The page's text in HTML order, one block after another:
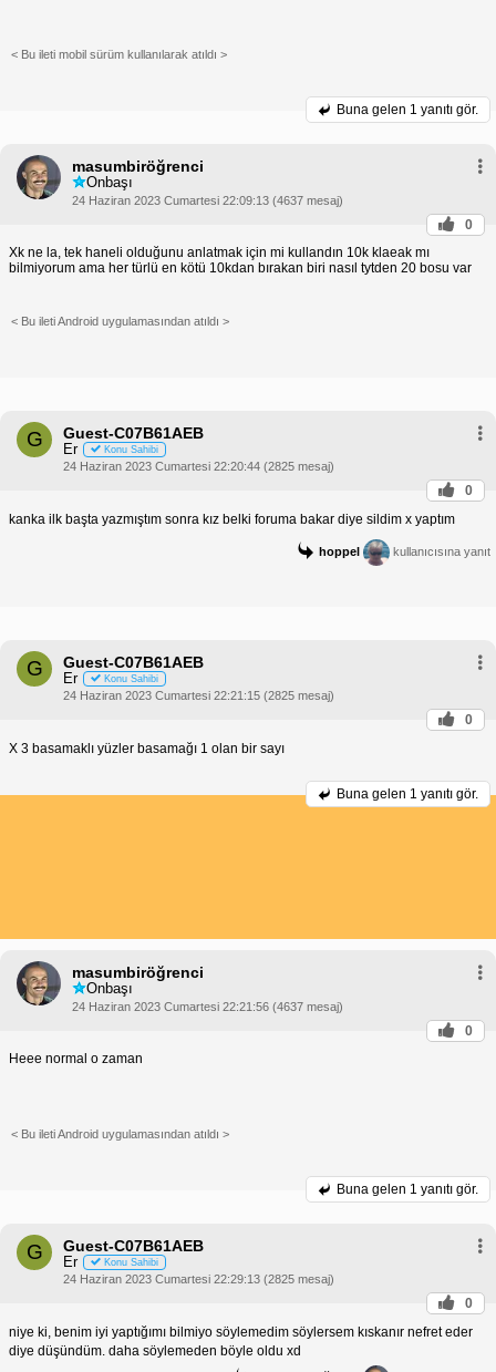
< Bu ileti mobil sürüm kullanılarak atıldı >
Buna gelen 1 yanıtı gör.
masumbiröğrenci
Onbaşı
24 Haziran 2023 Cumartesi 22:09:13 (4637 mesaj)
0
Xk ne la, tek haneli olduğunu anlatmak için mi kullandın 10k klaeak mı
bilmiyorum ama her türlü en kötü 10kdan bırakan biri nasıl tytden 20 bosu var
< Bu ileti Android uygulamasından atıldı >
G Guest-C07B61AEB
Er Konu Sahibi
24 Haziran 2023 Cumartesi 22:20:44 (2825 mesaj)
0
kanka ilk başta yazmıştım sonra kız belki foruma bakar diye sildim x yaptım
hoppel kullanıcısına yanıt
G Guest-C07B61AEB
Er Konu Sahibi
24 Haziran 2023 Cumartesi 22:21:15 (2825 mesaj)
0
X 3 basamaklı yüzler basamağı 1 olan bir sayı
Buna gelen 1 yanıtı gör.
masumbiröğrenci
Onbaşı
24 Haziran 2023 Cumartesi 22:21:56 (4637 mesaj)
0
Heee normal o zaman
< Bu ileti Android uygulamasından atıldı >
Buna gelen 1 yanıtı gör.
G Guest-C07B61AEB
Er Konu Sahibi
24 Haziran 2023 Cumartesi 22:29:13 (2825 mesaj)
0
niye ki, benim iyi yaptığımı bilmiyo söylemedim söylersem kıskanır nefret eder
diye düşündüm. daha söylemeden böyle oldu xd